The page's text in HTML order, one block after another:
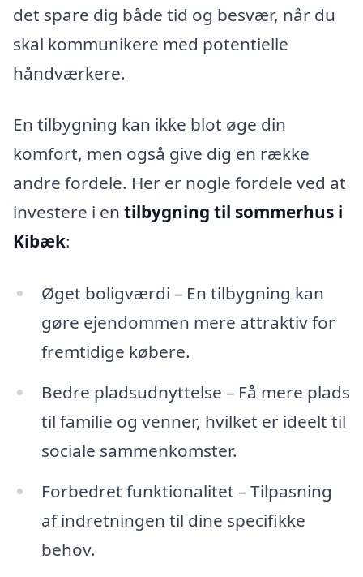
det spare dig både tid og besvær, når du
skal kommunikere med potentielle
håndværkere.
En tilbygning kan ikke blot øge din
komfort, men også give dig en række
andre fordele. Her er nogle fordele ved at
investere i en tilbygning til sommerhus i
Kibæk:
Øget boligværdi – En tilbygning kan
gøre ejendommen mere attraktiv for
fremtidige købere.
Bedre pladsudnyttelse – Få mere plads
til familie og venner, hvilket er ideelt til
sociale sammenkomster.
Forbedret funktionalitet – Tilpasning
af indretningen til dine specifikke
behov.